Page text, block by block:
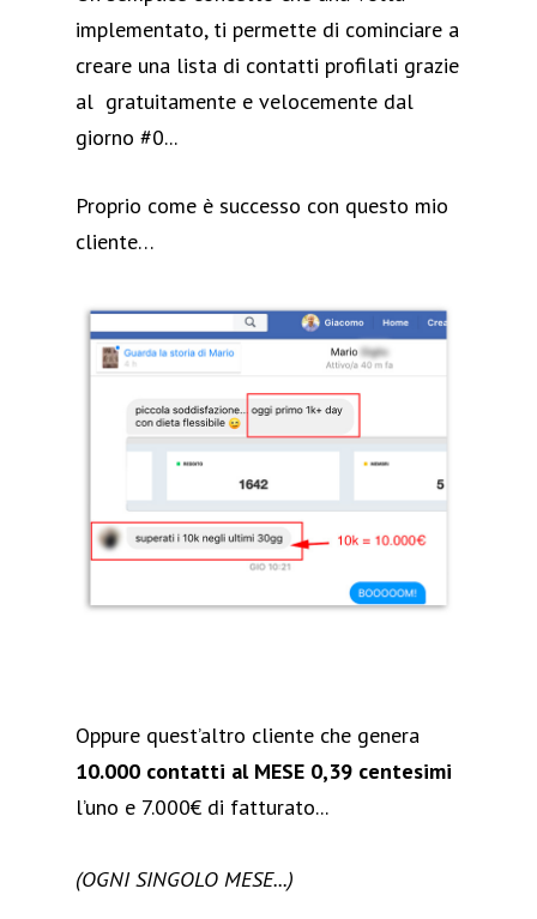
implementato, ti permette di cominciare a
creare una lista di contatti profilati grazie
al gratuitamente e velocemente dal
giorno #0...
Proprio come è successo con questo mio
cliente…
Oppure quest’altro cliente che genera
10.000 contatti al MESE 0,39 centesimi
l’uno e 7.000€ di fatturato...
(OGNI SINGOLO MESE...)